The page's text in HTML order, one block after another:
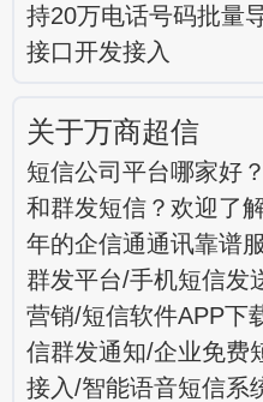
持20万电话号码批量
接口开发接入
关于万商超信
短信公司平台哪家好
和群发短信？欢迎了
年的企信通通讯靠谱
群发平台/手机短信发
营销/短信软件APP下
信群发通知/企业免费
接入/智能语音短信系